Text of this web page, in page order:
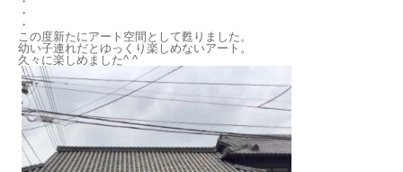
・
・
この度新たにアート空間として甦りました。
幼い子連れだとゆっくり楽しめないアート。
久々に楽しめました^ ^